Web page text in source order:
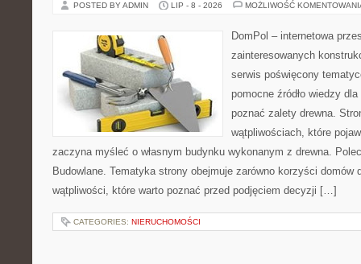
POSTED BY ADMIN LIP - 8 - 2026 MOŻLIWOŚĆ
DomPol – internetowa
zainteresowanych
serwis poświęcony
pomocne źródło wiedzy
poznać zalety drewna.
wątpliwościach, które
zaczyna myśleć o własnym budynku wykonanym z drewna.
Budowlane. Tematyka strony obejmuje zarówno korzyści domów
wątpliwości, które warto poznać przed podjęciem decyzji […]
CATEGORIES: NIERUCHOMOŚCI